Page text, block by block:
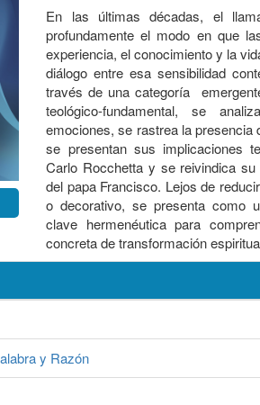
En las últimas décadas, el
profundamente el modo en que
experiencia, el conocimiento y la
diálogo entre esa sensibilidad
través de una categoría
teológico-fundamental, se
emociones, se rastrea la presencia
se presentan sus implicaciones
Carlo Rocchetta y se reivindica
del papa Francisco. Lejos de
o decorativo, se presenta como
clave hermenéutica para
concreta de transformación
y Razón